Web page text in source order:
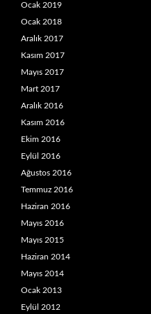
Ocak 2019
Ocak 2018
Aralık 2017
Kasım 2017
Mayıs 2017
Mart 2017
Aralık 2016
Kasım 2016
Ekim 2016
Eylül 2016
Ağustos 2016
Temmuz 2016
Haziran 2016
Mayıs 2016
Mayıs 2015
Haziran 2014
Mayıs 2014
Ocak 2013
Eylül 2012